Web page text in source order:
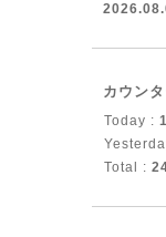
カウン
Today :
Total :